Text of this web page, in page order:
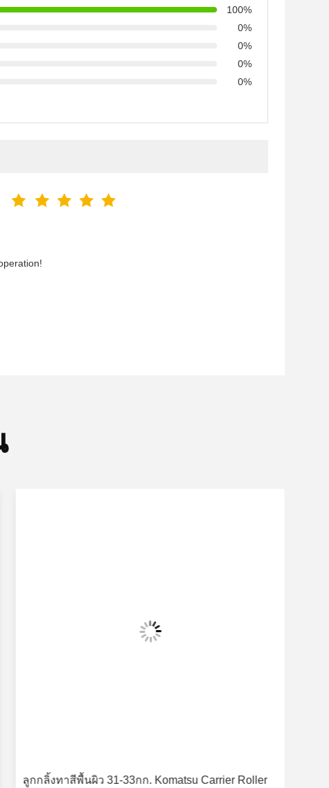
100%
0%
0%
0%
0%
ลูกกลิ้งทาสีพื้นผิว 31-33กก. Komatsu Carrier Roller